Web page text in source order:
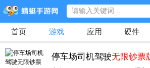
首页 游戏 应用 硬件
专题
停车场司机驾驶无限钞票